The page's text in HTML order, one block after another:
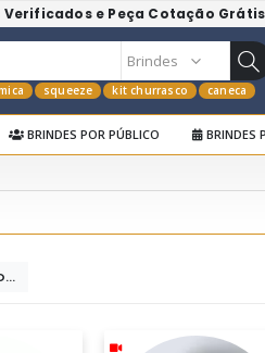
e Peça Cotação Grátis
squeeze kit churrasco caneca
BRINDES POR PÚBLICO BRINDES